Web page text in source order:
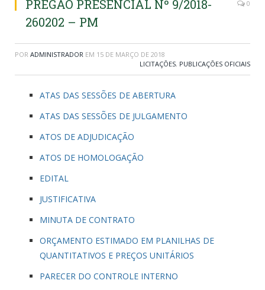
PREGÃO PRESENCIAL Nº 9/2018-
260202 – PM
0
POR ADMINISTRADOR EM 15 DE MARÇO DE 2018
LICITAÇÕES, PUBLICAÇÕES OFICIAIS
ATAS DAS SESSÕES DE ABERTURA
ATAS DAS SESSÕES DE JULGAMENTO
ATOS DE ADJUDICAÇÃO
ATOS DE HOMOLOGAÇÃO
EDITAL
JUSTIFICATIVA
MINUTA DE CONTRATO
ORÇAMENTO ESTIMADO EM PLANILHAS DE
QUANTITATIVOS E PREÇOS UNITÁRIOS
PARECER DO CONTROLE INTERNO